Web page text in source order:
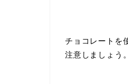
チョコレートを
注意しましょう。